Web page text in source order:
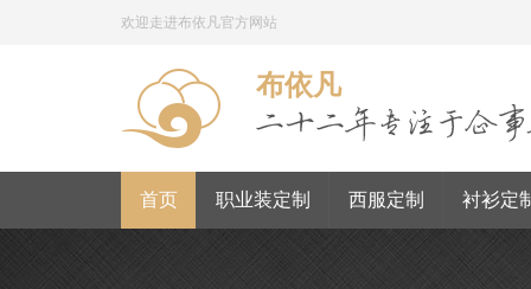
欢迎走进布依凡官方网站
布依凡
首页 职业装定制 西服定制 衬衫定